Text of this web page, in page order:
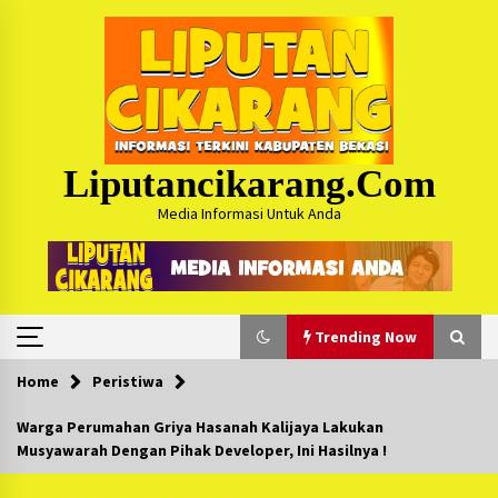
Liputancikarang.com
Media Informasi Untuk Anda
Trending Now
Trending Now
Posko Mudik Kosmi Jurpala 2026 Hadirkan
Home Peristiwa
Warga Perumahan Griya Hasanah Kalijaya Lakukan
Musyawarah Dengan Pihak Developer, Ini Hasilnya !